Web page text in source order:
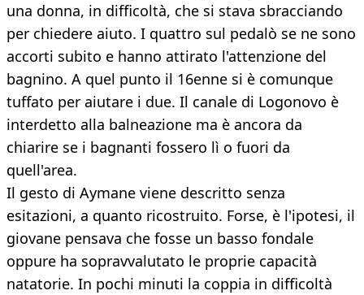
una donna, in difficoltà, che si stava sbracciando
per chiedere aiuto. I quattro sul pedalò se ne sono
accorti subito e hanno attirato l'attenzione del
bagnino. A quel punto il 16enne si è comunque
tuffato per aiutare i due. Il canale di Logonovo è
interdetto alla balneazione ma è ancora da
chiarire se i bagnanti fossero lì o fuori da
quell'area.
Il gesto di Aymane viene descritto senza
esitazioni, a quanto ricostruito. Forse, è l'ipotesi, il
giovane pensava che fosse un basso fondale
oppure ha sopravvalutato le proprie capacità
natatorie. In pochi minuti la coppia in difficoltà